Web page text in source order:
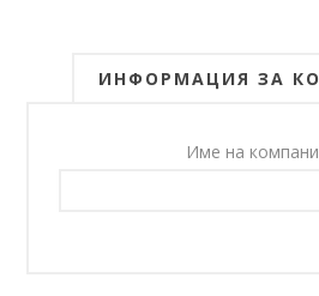
ИНФОРМАЦИЯ ЗА
Име на